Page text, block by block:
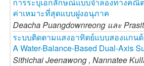
ค่าเหมาะที่สุดแบบฝูงอนุภาค
Deacha Puangdownreong และ
ระบบติดตามแสงอาทิตย์แบบสองแกน
A Water-Balance-Based Dual-Axis
Sithichai Jeenawong , Nannatee